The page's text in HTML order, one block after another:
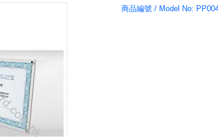
商品編號 / Model No: